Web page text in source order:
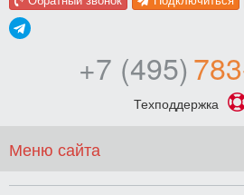
+7 (495)
Техподдержка
Меню сайта